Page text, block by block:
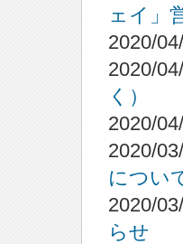
ェイ」
2020/
2020/
く）
2020/
2020/
につい
2020/
らせ